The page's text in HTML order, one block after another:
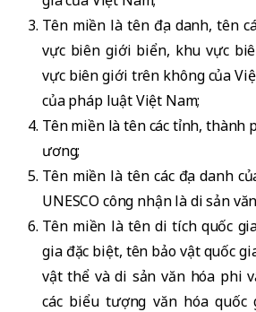
Tên miền là tên địa danh, tên
vực biên giới biển, khu vực
vực biên giới trên không của
của pháp luật Việt Nam;
Tên miền là tên các tỉnh, thành
ương;
Tên miền là tên các địa danh
UNESCO công nhận là di sản
Tên miền là tên di tích quốc
gia đặc biệt, tên bảo vật quốc
vật thể và di sản văn hóa phi
các biểu tượng văn hóa quốc